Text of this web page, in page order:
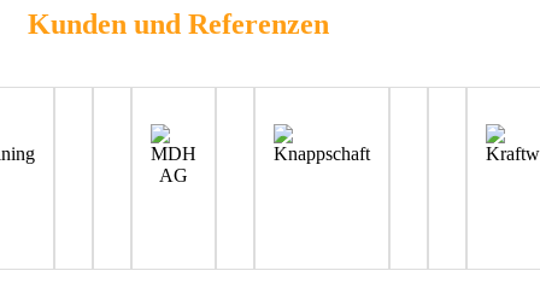
Kunden und Referenzen